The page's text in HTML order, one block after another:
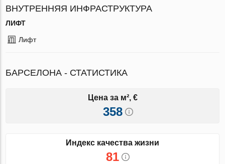
ВНУТРЕННЯЯ ИНФРАСТРУКТУРА
ЛИФТ
Лифт
БАРСЕЛОНА - СТАТИСТИКА
Цена за м², €
358
Индекс качества жизни
81